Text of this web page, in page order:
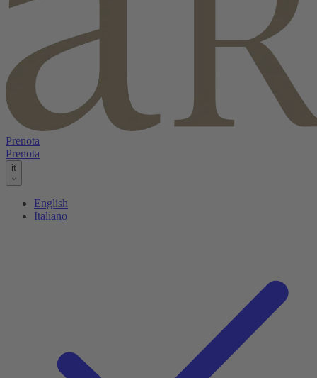
Prenota
Prenota
it
English
Italiano